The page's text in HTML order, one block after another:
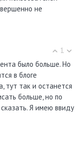
не
1
было больше. Но
в блоге
тут так и останется
больше, но по
Я имею ввиду